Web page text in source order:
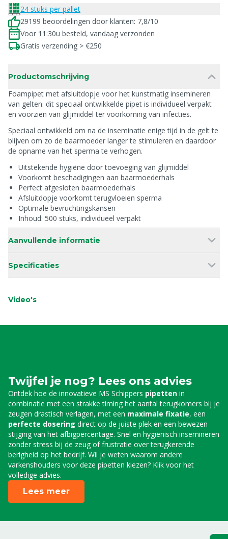
24 stuks per pallet
29199 beoordelingen door klanten: 7,8/10
Voor 11:30u besteld, vandaag verzonden
Gratis verzending > €250
Productomschrijving
Foampipet met afsluitdopje voor het kunstmatig insemineren
van gelten: dit speciaal ontwikkelde pipet is individueel verpakt
en voorzien van glijmiddel ter voorkoming van infecties.
Speciaal ontwikkeld om na de inseminatie enige tijd in de gelt te
blijven om zo de baarmoeder langer te stimuleren en daardoor
de opname van het sperma te verhogen.
Uitstekende hygiëne door toevoeging van glijmiddel
Voorkomt beschadigingen aan baarmoederhals
Perfect afgesloten baarmoederhals
Afsluitdopje voorkomt terugvloeien sperma
Optimale bevruchtingskansen
Inhoud: 500 stuks, individueel verpakt
Aanvullende informatie
Specificaties
Video's
Twijfel je nog? Lees ons advies
Ontdek hoe de innovatieve MS Schippers pipetten in
combinatie met een strakke timing het aantal terugkomers bij je
zeugen drastisch verlagen, met een maximale fixatie, een
perfecte dosering direct op de juiste plek en een bewezen
stijging van het afbigpercentage. Snel en hygiënisch insemineren
zonder stress bij de zeug of frustratie over terugkerende
berigheid op het bedrijf. Wil je weten waarom andere
varkenshouders voor deze pipetten kiezen? Klik voor het
volledige advies.
Lees meer